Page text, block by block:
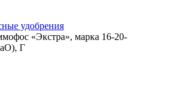
удобрения
«Экстра», марка 16-20-
Г